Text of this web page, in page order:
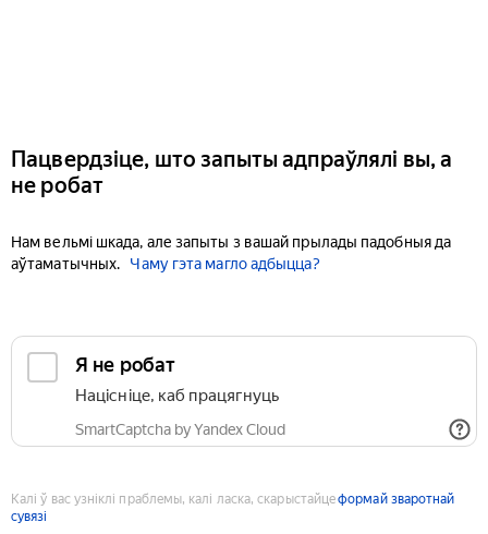
Пацвердзіце, што запыты адпраўлялі вы, а
не робат
Нам вельмі шкада, але запыты з вашай прылады падобныя да
аўтаматычных.
Чаму гэта магло адбыцца?
Я не робат
Націсніце, каб працягнуць
SmartCaptcha by Yandex Cloud
Калі ў вас узніклі праблемы, калі ласка, скарыстайцеформай зваротнай
сувязі